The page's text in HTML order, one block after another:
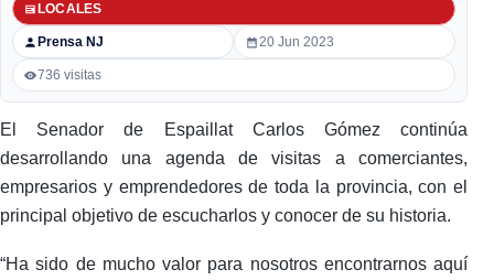
Prensa NJ
LOCALES
20 Jun 2023
736 visitas
El Senador de Espaillat Carlos Gómez continúa
desarrollando una agenda de visitas a comerciantes,
empresarios y emprendedores de toda la provincia, con el
principal objetivo de escucharlos y conocer de su historia.
“Ha sido de mucho valor para nosotros encontrarnos aquí